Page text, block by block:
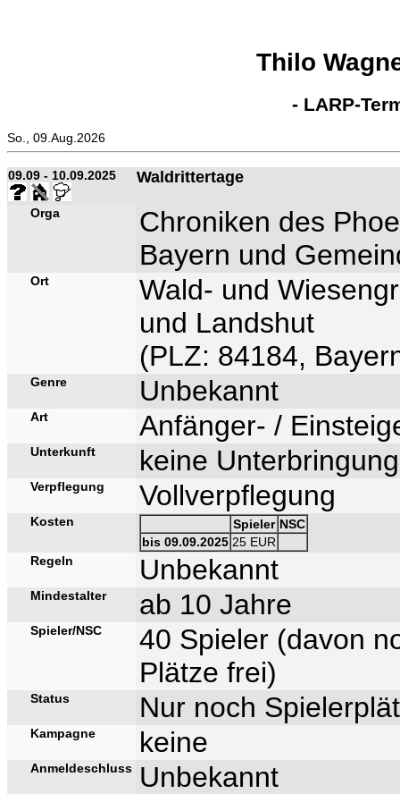
Thilo
- LARP-
So., 09.Aug.2026
09.09 - 10.09.2025 Waldrittertage
Orga
Chroniken des
Bayern und
Ort
Wald- und
und Landshut
(PLZ: 84184,
Genre Unbekannt
Art Anfänger- /
Unterkunft keine Unterbringung
Verpflegung Vollverpflegung
Kosten Spieler NSC
bis 09.09.2025 25 EUR
Regeln
Unbekannt
Mindestalter ab 10 Jahre
Spieler/NSC
40 Spieler (davon
Plätze frei)
Status Nur noch
Kampagne keine
Anmeldeschluss Unbekannt